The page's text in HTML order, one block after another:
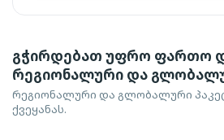
გჭირდებათ უფრო ფართო
რეგიონალური და
რეგიონალური და გლობალური
ქვეყანას.